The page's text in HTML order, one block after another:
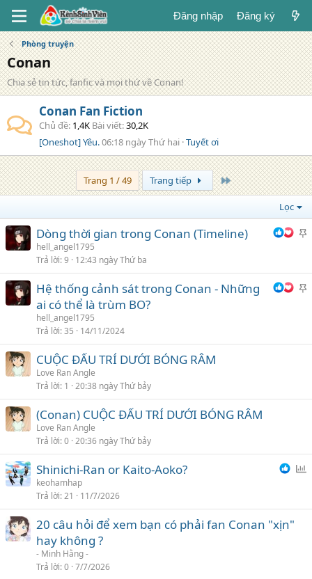
Đăng nhập Đăng ký
Phòng truyện
Conan
Chia sẻ tin tức, fanfic và mọi thứ về Conan!
Conan Fan Fiction
Chủ đề 1,4K Bài viết 30,2K
[Oneshot] Yêu.06:18 ngày Thứ hai Tuyết ơi
Trang 1 / 49 Trang tiếp Trang cuối
Lọc
Dòng thời gian trong Conan (Timeline)
hell_angel1795
Trả lời 9 12:43 ngày Thứ ba
Hệ thống cảnh sát trong Conan - Những
ai có thể là trùm BO?
hell_angel1795
Trả lời 35 14/11/2024
CUỘC ĐẤU TRÍ DƯỚI BÓNG RÂM
Love Ran Angle
Trả lời 1 20:38 ngày Thứ bảy
(Conan) CUỘC ĐẤU TRÍ DƯỚI BÓNG RÂM
Love Ran Angle
Trả lời 0 20:36 ngày Thứ bảy
h
Shinichi-Ran or Kaito-Aoko?
keohamhap
Trả lời 21 11/7/2026
20 câu hỏi để xem bạn có phải fan Conan "xịn"
hay không ?
- Minh Hằng -
Trả lời 0 7/7/2026